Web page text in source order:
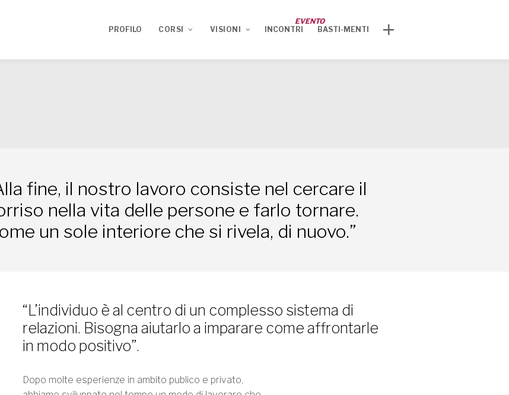
Cerca nel sito
Cognome*
Argomento:
PROFILO CORSI VISIONI INCONTRI
EVENTO
BASTI-MENTI
fine, il nostro lavoro consiste nel cercare il
nella vita delle persone e farlo tornare.
un sole interiore che si rivela, di nuovo.”
“L’individuo è al centro di un complesso sistema di
relazioni. Bisogna aiutarlo a imparare come affrontarle
in modo positivo”.
Dopo molte esperienze in ambito publico e privato,